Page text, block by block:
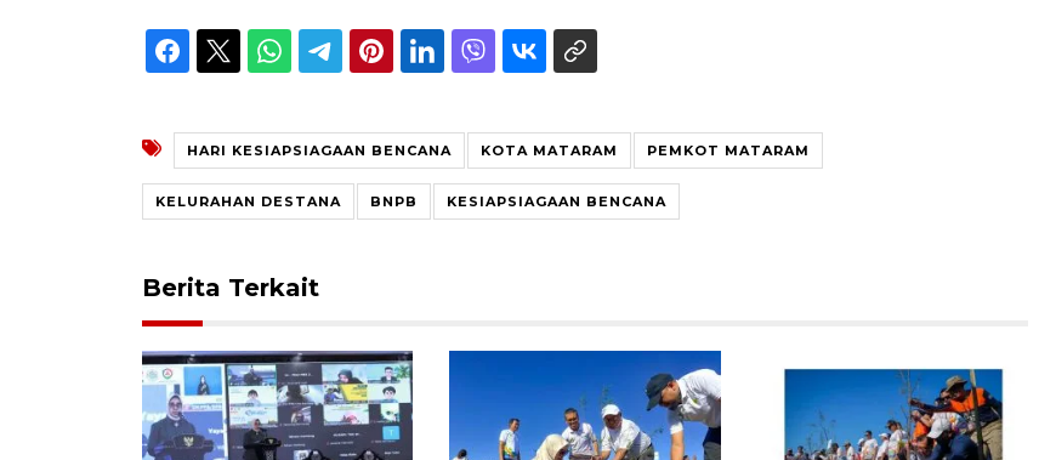
HARI KESIAPSIAGAAN BENCANA KOTA MATARAM PEMKOT MATARAM
KELURAHAN DESTANA BNPB KESIAPSIAGAAN BENCANA
Berita Terkait